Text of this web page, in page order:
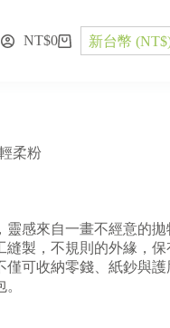
NT$0 新台幣
柔粉
靈感來自一畫不經意的拋
縫製，不規則的外緣，保
僅可收納零錢、紙鈔與護